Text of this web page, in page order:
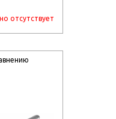
отсутствует